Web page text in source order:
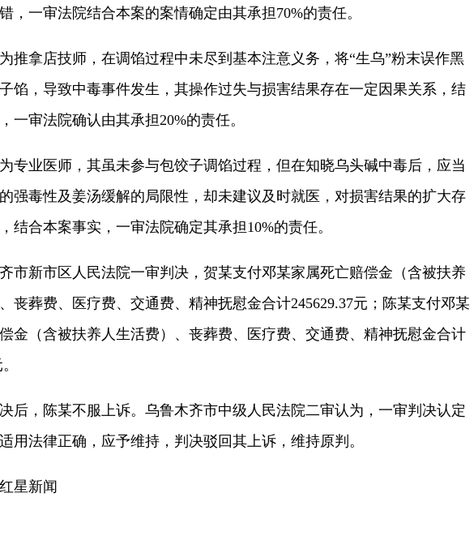
，一审法院结合本案的案情确定由其承担70%的责任。
拿店技师，在调馅过程中未尽到基本注意义务，将“生乌”粉末误作黑
馅，导致中毒事件发生，其操作过失与损害结果存在一定因果关系，结
一审法院确认由其承担20%的责任。
业医师，其虽未参与包饺子调馅过程，但在知晓乌头碱中毒后，应当
强毒性及姜汤缓解的局限性，却未建议及时就医，对损害结果的扩大存
结合本案事实，一审法院确定其承担10%的责任。
新市区人民法院一审判决，贺某支付邓某家属死亡赔偿金（含被扶养
丧葬费、医疗费、交通费、精神抚慰金合计245629.37元；陈某支付邓某
金（含被扶养人生活费）、丧葬费、医疗费、交通费、精神抚慰金合计
，陈某不服上诉。乌鲁木齐市中级人民法院二审认为，一审判决认定
用法律正确，应予维持，判决驳回其上诉，维持原判。
新闻